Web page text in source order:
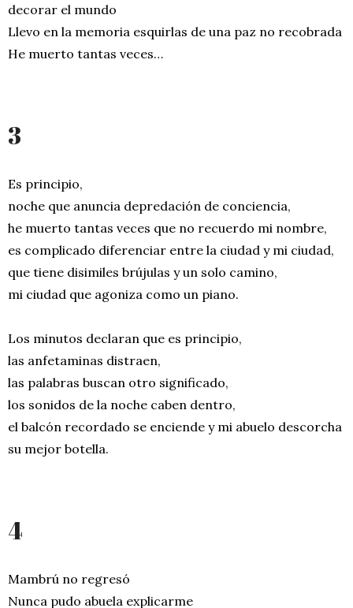
decorar el mundo
Llevo en la memoria esquirlas de una paz no recobrada
He muerto tantas veces…
3
Es principio,
noche que anuncia depredación de conciencia,
he muerto tantas veces que no recuerdo mi nombre,
es complicado diferenciar entre la ciudad y mi ciudad,
que tiene disimiles brújulas y un solo camino,
mi ciudad que agoniza como un piano.
Los minutos declaran que es principio,
las anfetaminas distraen,
las palabras buscan otro significado,
los sonidos de la noche caben dentro,
el balcón recordado se enciende y mi abuelo descorcha
su mejor botella.
4
Mambrú no regresó
Nunca pudo abuela explicarme